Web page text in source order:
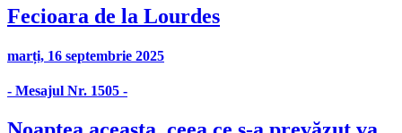
Fecioara de la Lourdes
marți, 16 septembrie 2025
- Mesajul Nr. 1505 -